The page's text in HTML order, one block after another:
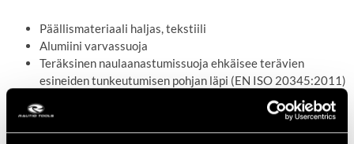
Päällismateriaali haljas, tekstiili
Alumiini varvassuoja
Teräksinen naulaanastumissuoja ehkäisee terävien
esineiden tunkeutumisen pohjan läpi (EN ISO 20345:2011)
Antistaattiset
Vettä hylkivä päällismateriaali